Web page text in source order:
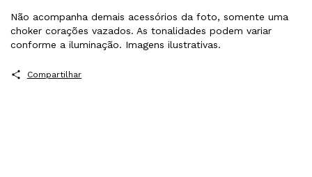
Não acompanha demais acessórios da foto, somente uma
choker corações vazados. As tonalidades podem variar
conforme a iluminação. Imagens ilustrativas.
Compartilhar